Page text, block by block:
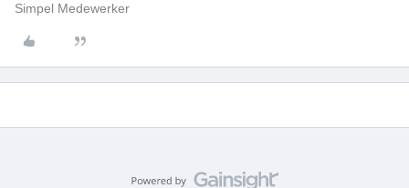
Simpel Medewerker